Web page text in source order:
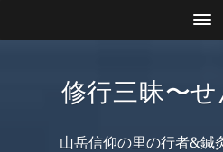
修行三昧〜
山岳信仰の里の行者&鍼